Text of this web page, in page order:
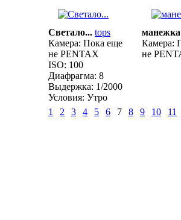
Светало... tops
Камера: Пока еще
не PENTAX
ISO: 100
Диафрагма: 8
Выдержка: 1/2000
Условия: Утро
манежка
Камера:
не
1 2 3 4 5 6 7 8 9 10 11